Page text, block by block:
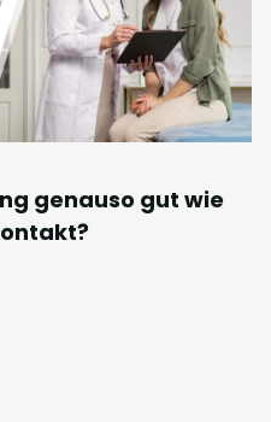
genauso gut wie